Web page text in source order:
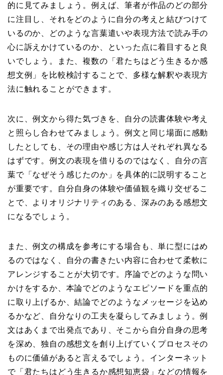
的に見てみましょう。例えば、筆者が作品のどの部分
に注目し、それをどのように自分の考えと結びつけて
いるのか、どのような言葉遣いや表現方法で読み手の
心に訴えかけているのか、といった点に着目すると良
いでしょう。また、複数の「君たちはどう生きるか感
想文例」を比較検討することで、多様な解釈や表現方
法に触れることができます。
次に、例文から得た気づきを、自分の読書体験や考え
と照らし合わせてみましょう。例文と同じ場面に感動
したとしても、その理由や感じ方は人それぞれ異なる
はずです。例文の表現を借りるのではなく、自分の言
葉で「なぜそう感じたのか」を具体的に説明すること
が重要です。自分自身の体験や価値観を織り交ぜるこ
とで、よりオリジナリティのある、深みのある感想文
になるでしょう。
また、例文の構成を参考にする場合も、単に型にはめ
るのではなく、自分の書きたい内容に合わせて柔軟に
アレンジすることが大切です。序論でどのような問い
かけをするか、本論でどのようなエピソードを重点的
に取り上げるか、結論でどのようなメッセージを込め
るかなど、自分なりの工夫を凝らしてみましょう。例
文はあくまで出発点であり、そこから自分自身の思考
を深め、独自の感想文を創り上げていくプロセスその
ものに価値があると言えるでしょう。インターネット
で「君たちはどう生きるか感想知恵袋」などの情報を